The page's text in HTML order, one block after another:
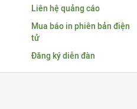
Liên hệ quảng cáo
Mua báo in phiên bản điện
tử
Đăng ký diễn đàn